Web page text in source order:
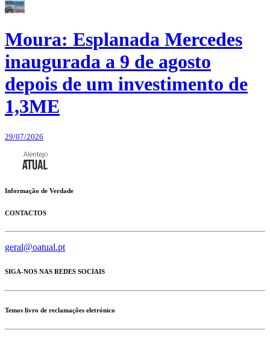
Moura: Esplanada Mercedes
inaugurada a 9 de agosto
depois de um investimento de
1,3ME
29/07/2026
Informação de Verdade
CONTACTOS
geral@oatual.pt
SIGA-NOS NAS REDES SOCIAIS
Temos livro de reclamações eletrónico